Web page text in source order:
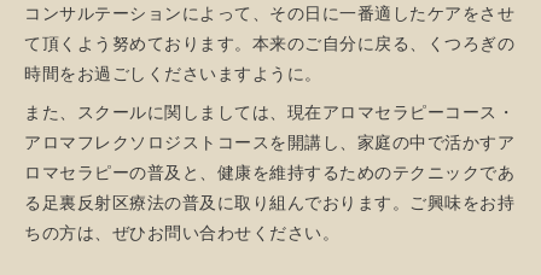
コンサルテーションによって、その日に一番適したケアをさせ
て頂くよう努めております。本来のご自分に戻る、くつろぎの
時間をお過ごしくださいますように。
また、スクールに関しましては、現在アロマセラピーコース・
アロマフレクソロジストコースを開講し、家庭の中で活かすア
ロマセラピーの普及と、健康を維持するためのテクニックであ
る足裏反射区療法の普及に取り組んでおります。ご興味をお持
ちの方は、ぜひお問い合わせください。